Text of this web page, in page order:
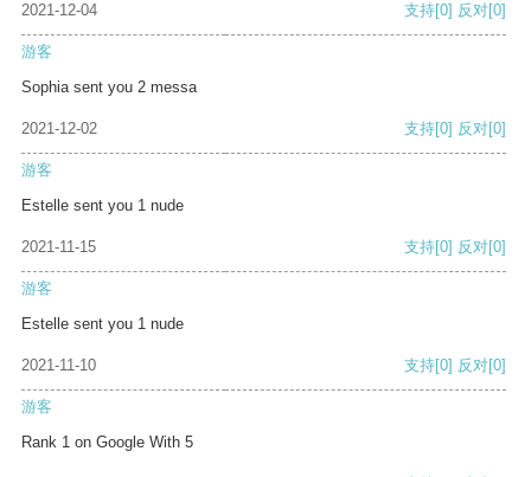
2021-12-04 支持[0] 反对[0]
游客
Sophia sent you 2 messa
2021-12-02 支持[0] 反对[0]
游客
Estelle sent you 1 nude
2021-11-15 支持[0] 反对[0]
游客
Estelle sent you 1 nude
2021-11-10 支持[0] 反对[0]
游客
Rank 1 on Google With 5